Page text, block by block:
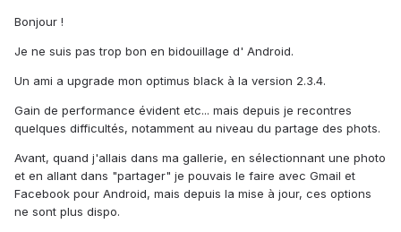
Bonjour !
Je ne suis pas trop bon en bidouillage d' Android.
Un ami a upgrade mon optimus black à la version 2.3.4.
Gain de performance évident etc... mais depuis je recontres
quelques difficultés, notamment au niveau du partage des phots.
Avant, quand j'allais dans ma gallerie, en sélectionnant une photo
et en allant dans "partager" je pouvais le faire avec Gmail et
Facebook pour Android, mais depuis la mise à jour, ces options
ne sont plus dispo.